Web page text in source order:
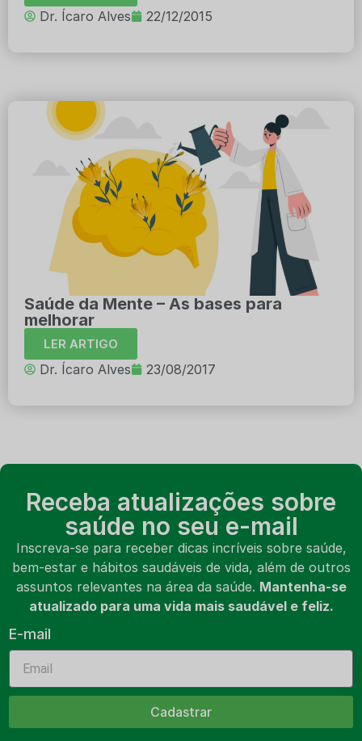
Dr. Ícaro Alves 22/12/2015
Saúde da Mente – As bases para
melhorar
LER ARTIGO
Dr. Ícaro Alves 23/08/2017
Receba atualizações sobre
saúde no seu e-mail
Inscreva-se para receber dicas incríveis sobre saúde,
bem-estar e hábitos saudáveis de vida, além de outros
assuntos relevantes na área da saúde. Mantenha-se
atualizado para uma vida mais saudável e feliz.
E-mail
Cadastrar